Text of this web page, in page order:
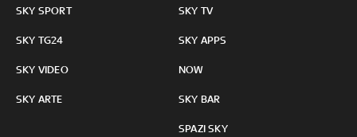
SKY SPORT
SKY TG24
SKY VIDEO
SKY ARTE
SKY TV
SKY APPS
NOW
SKY BAR
SPAZI SKY